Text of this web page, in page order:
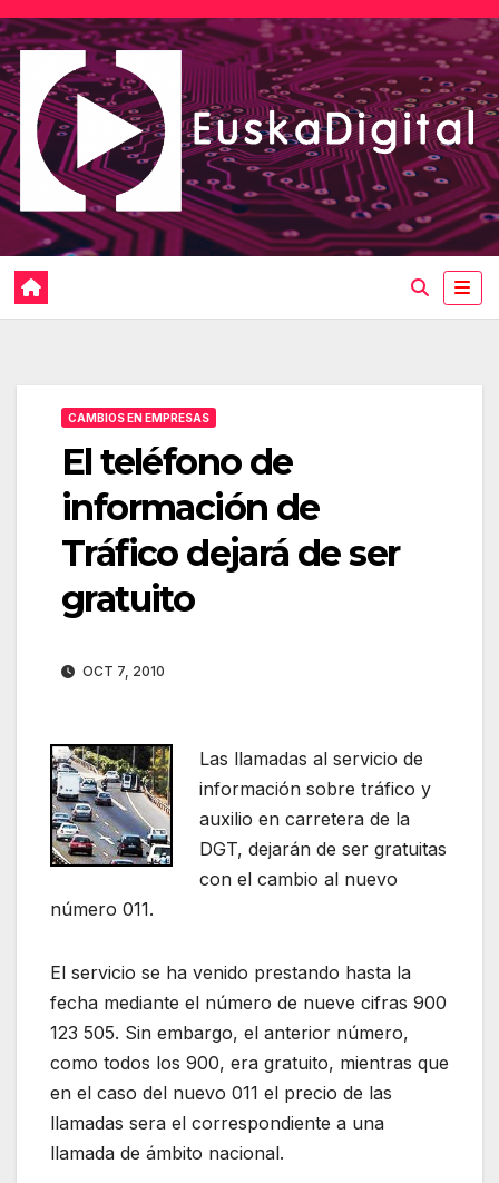
Saltar
al
contenido
CAMBIOS EN EMPRESAS
El teléfono de
información de
Tráfico dejará de ser
gratuito
OCT 7, 2010
Las llamadas al servicio de
información sobre tráfico y
auxilio en carretera de la
DGT, dejarán de ser gratuitas
con el cambio al nuevo
número 011.
El servicio se ha venido prestando hasta la
fecha mediante el número de nueve cifras 900
123 505. Sin embargo, el anterior número,
como todos los 900, era gratuito, mientras que
en el caso del nuevo 011 el precio de las
llamadas sera el correspondiente a una
llamada de ámbito nacional.